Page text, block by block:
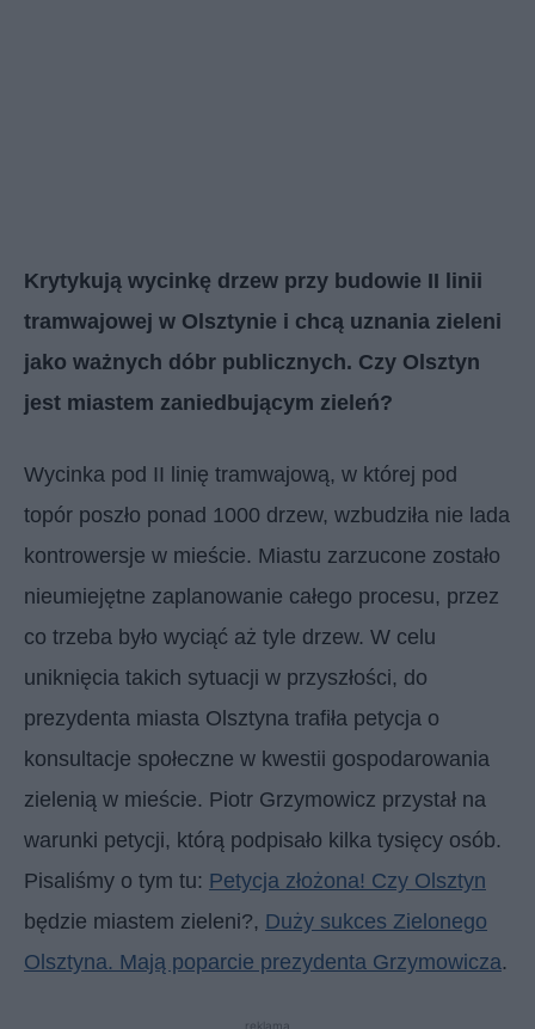
Krytykują wycinkę drzew przy budowie II linii
tramwajowej w Olsztynie i chcą uznania zieleni
jako ważnych dóbr publicznych. Czy Olsztyn
jest miastem zaniedbującym zieleń?
Wycinka pod II linię tramwajową, w której pod
topór poszło ponad 1000 drzew, wzbudziła nie lada
kontrowersje w mieście. Miastu zarzucone zostało
nieumiejętne zaplanowanie całego procesu, przez
co trzeba było wyciąć aż tyle drzew. W celu
uniknięcia takich sytuacji w przyszłości, do
prezydenta miasta Olsztyna trafiła petycja o
konsultacje społeczne w kwestii gospodarowania
zielenią w mieście. Piotr Grzymowicz przystał na
warunki petycji, którą podpisało kilka tysięcy osób.
Pisaliśmy o tym tu: Petycja złożona! Czy Olsztyn
będzie miastem zieleni?, Duży sukces Zielonego
Olsztyna. Mają poparcie prezydenta Grzymowicza.
reklama